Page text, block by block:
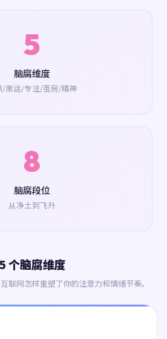
5
脑腐维度
/黑话/专注/茧房/精神
8
脑腐段位
从净土到飞升
5 个脑腐维度
联网怎样重塑了你的注意力和情绪节奏。